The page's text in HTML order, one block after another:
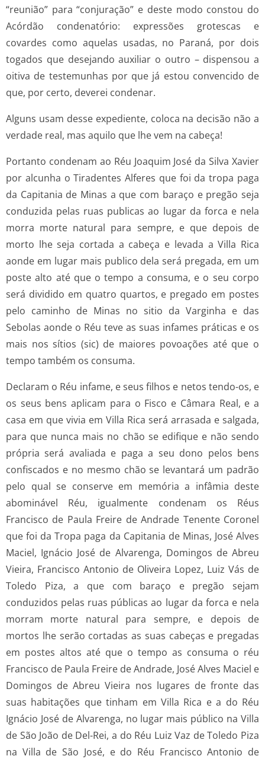
“reunião” para “conjuração” e deste modo constou do
Acórdão condenatório: expressões grotescas e
covardes como aquelas usadas, no Paraná, por dois
togados que desejando auxiliar o outro – dispensou a
oitiva de testemunhas por que já estou convencido de
que, por certo, deverei condenar.
Alguns usam desse expediente, coloca na decisão não a
verdade real, mas aquilo que lhe vem na cabeça!
Portanto condenam ao Réu Joaquim José da Silva Xavier
por alcunha o Tiradentes Alferes que foi da tropa paga
da Capitania de Minas a que com baraço e pregão seja
conduzida pelas ruas publicas ao lugar da forca e nela
morra morte natural para sempre, e que depois de
morto lhe seja cortada a cabeça e levada a Villa Rica
aonde em lugar mais publico dela será pregada, em um
poste alto até que o tempo a consuma, e o seu corpo
será dividido em quatro quartos, e pregado em postes
pelo caminho de Minas no sitio da Varginha e das
Sebolas aonde o Réu teve as suas infames práticas e os
mais nos sítios (sic) de maiores povoações até que o
tempo também os consuma.
Declaram o Réu infame, e seus filhos e netos tendo-os, e
os seus bens aplicam para o Fisco e Câmara Real, e a
casa em que vivia em Villa Rica será arrasada e salgada,
para que nunca mais no chão se edifique e não sendo
própria será avaliada e paga a seu dono pelos bens
confiscados e no mesmo chão se levantará um padrão
pelo qual se conserve em memória a infâmia deste
abominável Réu, igualmente condenam os Réus
Francisco de Paula Freire de Andrade Tenente Coronel
que foi da Tropa paga da Capitania de Minas, José Alves
Maciel, Ignácio José de Alvarenga, Domingos de Abreu
Vieira, Francisco Antonio de Oliveira Lopez, Luiz Vás de
Toledo Piza, a que com baraço e pregão sejam
conduzidos pelas ruas públicas ao lugar da forca e nela
morram morte natural para sempre, e depois de
mortos lhe serão cortadas as suas cabeças e pregadas
em postes altos até que o tempo as consuma o réu
Francisco de Paula Freire de Andrade, José Alves Maciel e
Domingos de Abreu Vieira nos lugares de fronte das
suas habitações que tinham em Villa Rica e a do Réu
Ignácio José de Alvarenga, no lugar mais público na Villa
de São João de Del-Rei, a do Réu Luiz Vaz de Toledo Piza
na Villa de São José, e do Réu Francisco Antonio de